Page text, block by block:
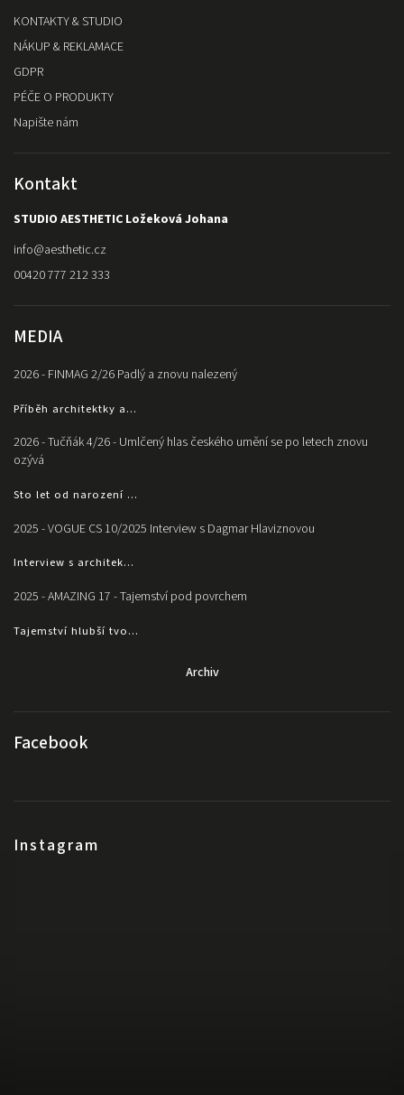
KONTAKTY & STUDIO
NÁKUP & REKLAMACE
GDPR
PÉČE O PRODUKTY
Napište nám
Kontakt
STUDIO AESTHETIC Ložeková Johana
info@aesthetic.cz
00420 777 212 333
MEDIA
2026 - FINMAG 2/26 Padlý a znovu nalezený
Příběh architektky a...
2026 - Tučňák 4/26 - Umlčený hlas českého umění se po letech znovu
ozývá
Sto let od narození ...
2025 - VOGUE CS 10/2025 Interview s Dagmar Hlaviznovou
Interview s architek...
2025 - AMAZING 17 - Tajemství pod povrchem
Tajemství hlubší tvo...
Archiv
Facebook
Instagram